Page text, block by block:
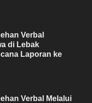
Verbal
di Lebak
Laporan ke
Verbal Melalui